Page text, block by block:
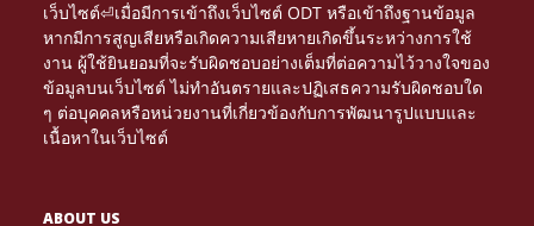
เว็บไซต์⏎เมื่อมีการเข้าถึงเว็บไซต์ ODT หรือเข้าถึงฐานข้อมูล
หากมีการสูญเสียหรือเกิดความเสียหายเกิดขึ้นระหว่างการใช้
งาน ผู้ใช้ยินยอมที่จะรับผิดชอบอย่างเต็มที่ต่อความไว้วางใจของ
ข้อมูลบนเว็บไซต์ ไม่ทำอันตรายและปฏิเสธความรับผิดชอบใด
ๆ ต่อบุคคลหรือหน่วยงานที่เกี่ยวข้องกับการพัฒนารูปแบบและ
เนื้อหาในเว็บไซต์
ABOUT US